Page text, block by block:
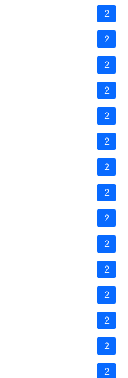
2
2
2
2
2
2
2
2
2
2
2
2
2
2
2